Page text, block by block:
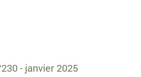
- janvier 2025